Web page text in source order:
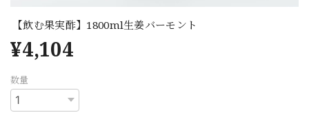
【飲む果実酢】1800ml生姜バーモント
¥4,104
数量